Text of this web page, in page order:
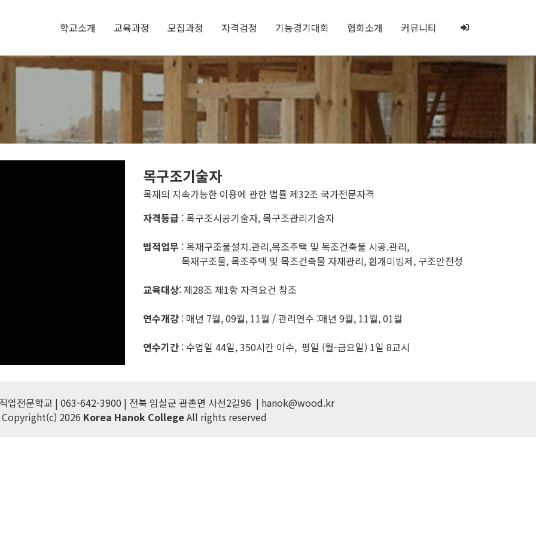
학교소개 교육과정 모집과정 자격검정 기능경기대회 협회소개 커뮤니티
목구조기술자
목재의 지속가능한 이용에 관한 법률 제32조 국가전문자격
자격등급 : 목구조시공기술자, 목구조관리기술자
법적업무 : 목재구조물설치.관리,목조주택 및 목조건축물 시공.관리,
목재구조물, 목조주택 및 목조건축물 자재관리, 흰개미빙제, 구조안전성
교육대상: 제28조 제1항 자격요건 참조
연수개강 : 매년 7월, 09월, 11월 /관리연수 :매년 9월, 11월, 01월
연수기간 : 수업일 44일, 350시간 이수, 평일 (월-금요일) 1일 8교시
업전문학교 | 063-642-3900 | 전북 임실군 관촌면 사선2길96 | hanok@wood.kr
Copyright(c) 2026 Korea Hanok CollegeAll rights reserved